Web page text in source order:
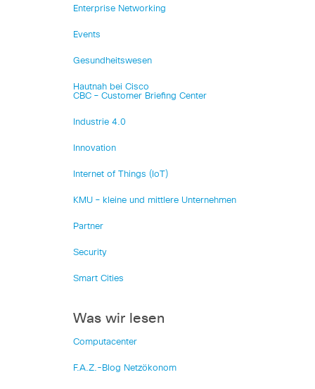
Enterprise Networking
Events
Gesundheitswesen
Hautnah bei Cisco
CBC – Customer Briefing Center
Industrie 4.0
Innovation
Internet of Things (IoT)
KMU – kleine und mittlere Unternehmen
Partner
Security
Smart Cities
Was wir lesen
Computacenter
F.A.Z.-Blog Netzökonom